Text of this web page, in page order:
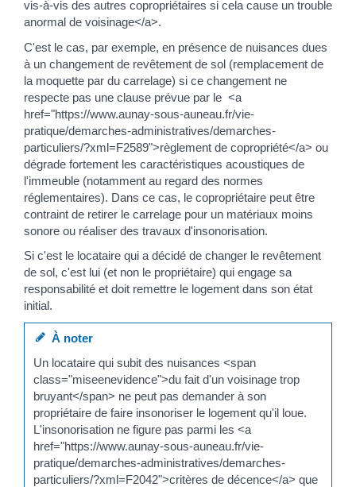
vis-à-vis des autres copropriétaires si cela cause un trouble
anormal de voisinage</a>.
C'est le cas, par exemple, en présence de nuisances dues
à un changement de revêtement de sol (remplacement de
la moquette par du carrelage) si ce changement ne
respecte pas une clause prévue par le <a
href="https://www.aunay-sous-auneau.fr/vie-
pratique/demarches-administratives/demarches-
particuliers/?xml=F2589">règlement de copropriété</a> ou
dégrade fortement les caractéristiques acoustiques de
l'immeuble (notamment au regard des normes
réglementaires). Dans ce cas, le copropriétaire peut être
contraint de retirer le carrelage pour un matériaux moins
sonore ou réaliser des travaux d'insonorisation.
Si c'est le locataire qui a décidé de changer le revêtement
de sol, c'est lui (et non le propriétaire) qui engage sa
responsabilité et doit remettre le logement dans son état
initial.
À noter
Un locataire qui subit des nuisances <span
class="miseenevidence">du fait d'un voisinage trop
bruyant</span> ne peut pas demander à son
propriétaire de faire insonoriser le logement qu'il loue.
L'insonorisation ne figure pas parmi les <a
href="https://www.aunay-sous-auneau.fr/vie-
pratique/demarches-administratives/demarches-
particuliers/?xml=F2042">critères de décence</a> que